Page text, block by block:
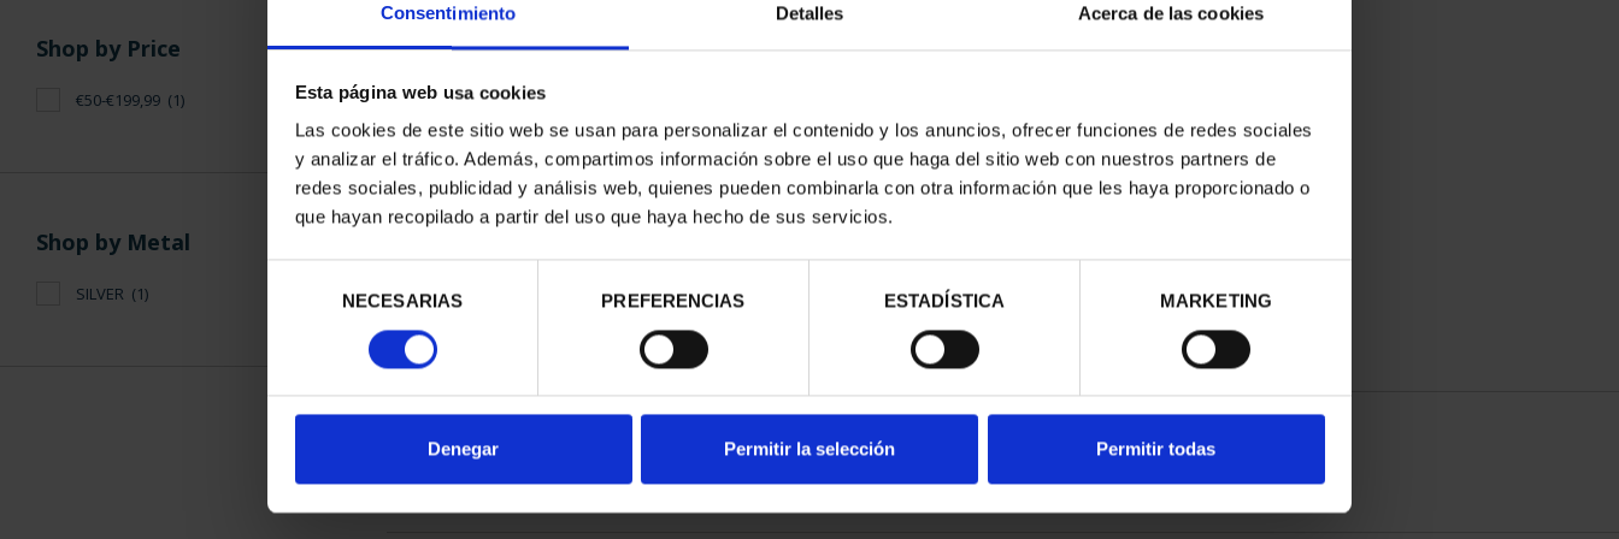
Consentimiento Detalles Acerca de las cookies
Esta página web usa cookies
Las cookies de este sitio web se usan para personalizar el contenido y los anuncios, ofrecer funciones de redes sociales
y analizar el tráfico. Además, compartimos información sobre el uso que haga del sitio web con nuestros partners de
redes sociales, publicidad y análisis web, quienes pueden combinarla con otra información que les haya proporcionado o
que hayan recopilado a partir del uso que haya hecho de sus servicios.
consentimiento
NECESARIAS PREFERENCIAS ESTADÍSTICA MARKETING
Denegar Permitir la selección Permitir todas
Shop by Price
€50-€199,99 (1)
Shop by Metal
SILVER (1)
WORLD HERITAGE CITIES III -
TOLEDO
SORT BY: